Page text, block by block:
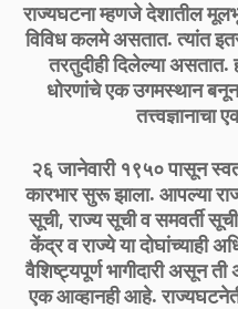
राज्यघटना म्हणजे देशातील
विविध कलमे असतात. त्यांत
तरतुदीही दिलेल्या
धोरणांचे एक उगमस्थान बनून
तत्त्वज्ञानाचा
२६ जानेवारी १९५० पासून
कारभार सुरू झाला. आपल्या
सूची, राज्य सूची व समवर्ती
केंद्र व राज्ये या दोघांच्याही
वैशिष्ट्यपूर्ण भागीदारी असून
एक आव्हानही आहे.